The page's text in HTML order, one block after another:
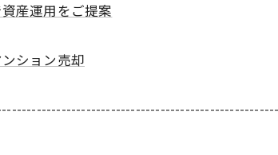
産運用をご提案
ション売却